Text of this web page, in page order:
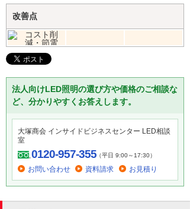
改善点
法人向けLED照明の選び方や価格のご相談な
ど、分かりやすくお答えします。
大塚商会 インサイドビジネスセンター LED相談
室
0120-957-355（平日 9:00～17:30）
お問い合わせ 資料請求 お見積り